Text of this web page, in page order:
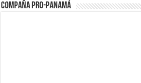
Compaña PRO-Panamá